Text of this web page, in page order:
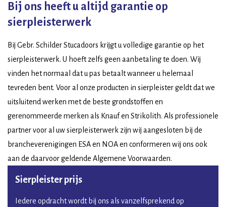
Bij ons heeft u altijd garantie op
sierpleisterwerk
Bij Gebr. Schilder Stucadoors krijgt u volledige garantie op het
sierpleisterwerk. U hoeft zelfs geen aanbetaling te doen. Wij
vinden het normaal dat u pas betaalt wanneer u helemaal
tevreden bent. Voor al onze producten in sierpleister geldt dat we
uitsluitend werken met de beste grondstoffen en
gerenommeerde merken als Knauf en Strikolith. Als professionele
partner voor al uw sierpleisterwerk zijn wij aangesloten bij de
brancheverenigingen ESA en NOA en conformeren wij ons ook
aan de daarvoor geldende Algemene Voorwaarden.
Sierpleister prijs
Iedere opdracht wordt bij ons als vanzelfsprekend op